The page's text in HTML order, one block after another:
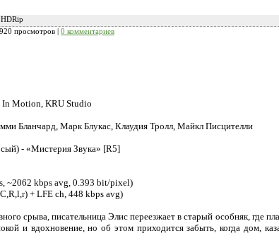
просмотров | 0 комментариев
In Motion, KRU Studio
Бланчард, Марк Блукас, Клаудия Тролл, Майкл Писцителли
- «Мистерия Звука» [R5]
~2062 kbps avg, 0.393 bit/pixel)
+ LFE ch, 448 kbps avg)
срыва, писательница Элис переезжает в старый особняк, где
и вдохновение, но об этом приходится забыть, когда дом,